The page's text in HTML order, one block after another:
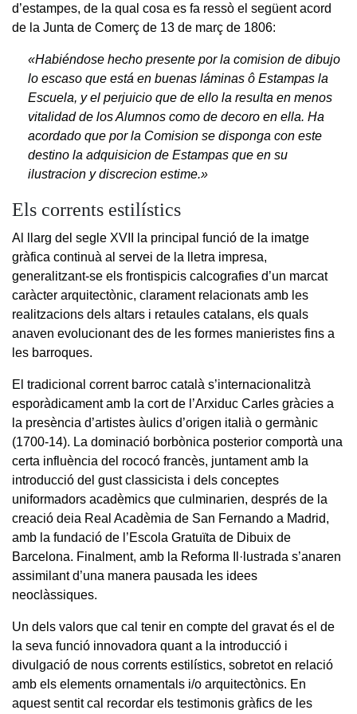
d’estampes, de la qual cosa es fa ressò el següent acord
de la Junta de Comerç de 13 de març de 1806:
«Habiéndose hecho presente por la comision de dibujo
lo escaso que está en buenas láminas ô Estampas la
Escuela, y el perjuicio que de ello la resulta en menos
vitalidad de los Alumnos como de decoro en ella. Ha
acordado que por la Comision se disponga con este
destino la adquisicion de Estampas que en su
ilustracion y discrecion estime.»
Els corrents estilístics
Al llarg del segle XVII la principal funció de la imatge
gràfica continuà al servei de la lletra impresa,
generalitzant-se els frontispicis calcografies d’un marcat
caràcter arquitectònic, clarament relacionats amb les
realitzacions dels altars i retaules catalans, els quals
anaven evolucionant des de les formes manieristes fins a
les barroques.
El tradicional corrent barroc català s’internacionalitzà
esporàdicament amb la cort de l’Arxiduc Carles gràcies a
la presència d’artistes àulics d’origen italià o germànic
(1700-14). La dominació borbònica posterior comportà una
certa influència del rococó francès, juntament amb la
introducció del gust classicista i dels conceptes
uniformadors acadèmics que culminarien, després de la
creació deia Real Acadèmia de San Fernando a Madrid,
amb la fundació de l’Escola Gratuïta de Dibuix de
Barcelona. Finalment, amb la Reforma Il·lustrada s’anaren
assimilant d’una manera pausada les idees
neoclàssiques.
Un dels valors que cal tenir en compte del gravat és el de
la seva funció innovadora quant a la introducció i
divulgació de nous corrents estilístics, sobretot en relació
amb els elements ornamentals i/o arquitectònics. En
aquest sentit cal recordar els testimonis gràfics de les